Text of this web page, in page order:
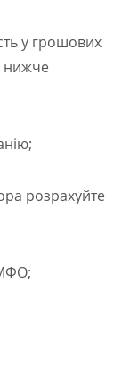
у грошових
нижче
розрахуйте